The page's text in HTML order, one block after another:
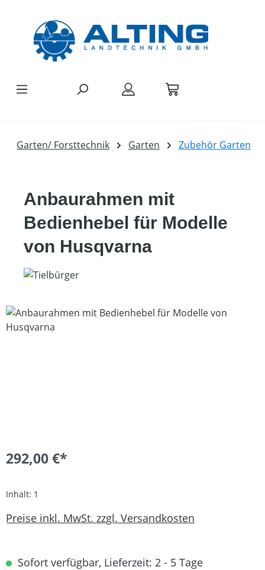
Garten/ Forsttechnik Garten Zubehör Garten
Anbaurahmen mit
Bedienhebel für Modelle
von Husqvarna
Bildergalerie überspringen
292,00 €*
Inhalt: 1
Preise inkl. MwSt. zzgl. Versandkosten
Sofort verfügbar, Lieferzeit: 2 - 5 Tage